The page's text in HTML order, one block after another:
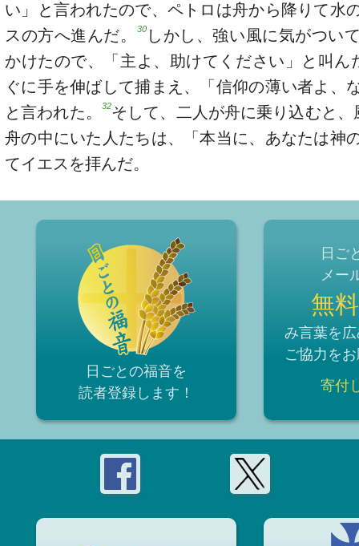
い」と言われたので、ペトロは舟から降りて水
スの方へ進んだ。
30しかし、強い風に気がつい
かけたので、「主よ、助けてください」と叫ん
ぐに手を伸ばして捕まえ、「信仰の薄い者よ、
と言われた。
32そして、二人が舟に乗り込むと
舟の中にいた人たちは、「本当に、あなたは神
てイエスを拝んだ。
日ごとの福音を
読者登録 します！
日ご
メー
無料
み言葉を
ご協力を
寄付